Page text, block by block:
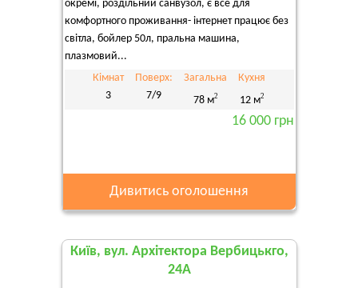
окремі, роздільний санвузол, є все для
комфортного проживання- інтернет працює без
світла, бойлер 50л, пральна машина,
плазмовий...
Кімнат
3
Поверх:
7/9
Загальна
78 м2
Кухня
12 м2
16 000 грн
Дивитись оголошення
Київ, вул. Архітектора Вербицькго,
24А